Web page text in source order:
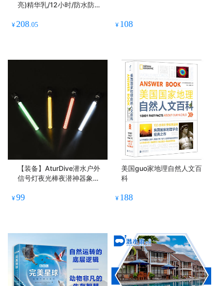
亮)精华乳/12小时/防水防汗/
¥208.05 ¥ 108
【装备】AturDive潜水户外
信号灯夜光棒夜潜神器象拔
¥99
美国guo家地理自然人文百
科
¥ 188